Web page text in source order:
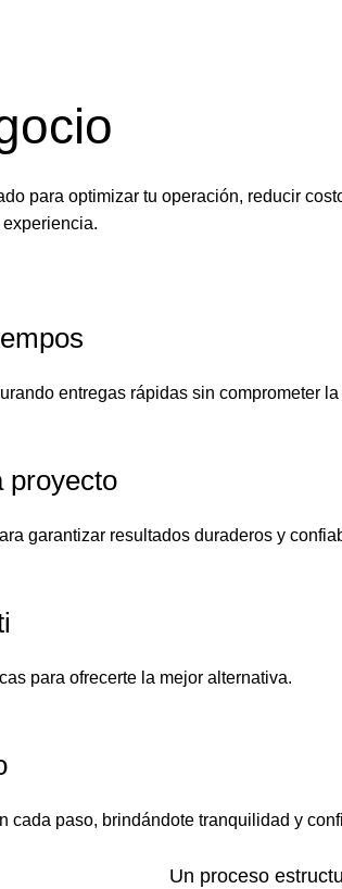
para optimizar tu operación, reducir
entregas rápidas sin comprometer
proyecto
garantizar resultados duraderos y
para ofrecerte la mejor alternativa.
cada paso, brindándote tranquilidad y
Un proceso